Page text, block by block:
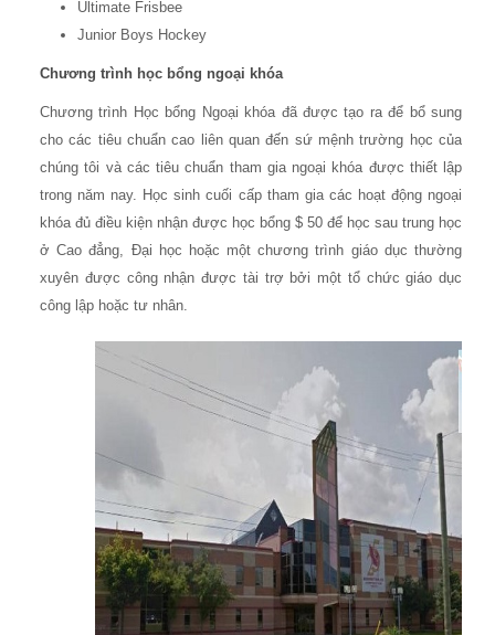
Ultimate Frisbee
Junior Boys Hockey
Chương trình học bổng ngoại khóa
Chương trình Học bổng Ngoại khóa đã được tạo ra để bổ sung
cho các tiêu chuẩn cao liên quan đến sứ mệnh trường học của
chúng tôi và các tiêu chuẩn tham gia ngoại khóa được thiết lập
trong năm nay. Học sinh cuối cấp tham gia các hoạt động ngoại
khóa đủ điều kiện nhận được học bổng $ 50 để học sau trung học
ở Cao đẳng, Đại học hoặc một chương trình giáo dục thường
xuyên được công nhận được tài trợ bởi một tổ chức giáo dục
công lập hoặc tư nhân.